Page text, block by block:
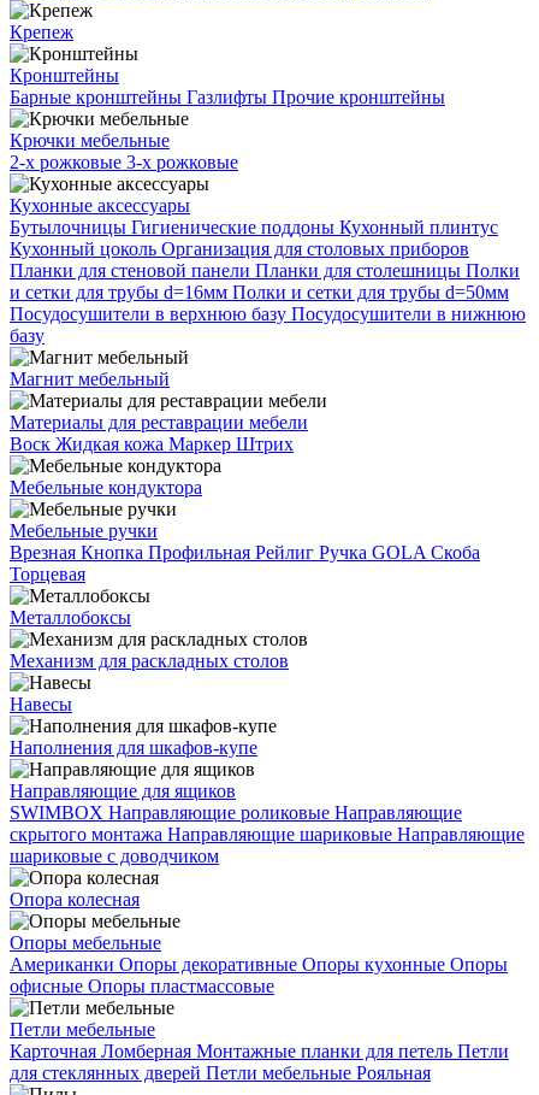
Крепеж
Кронштейны
Барные кронштейны Газлифты Прочие кронштейны
Крючки мебельные
2-х рожковые 3-х рожковые
Кухонные аксессуары
Бутылочницы Гигиенические поддоны Кухонный плинтус
Кухонный цоколь Организация для столовых приборов
Планки для стеновой панели Планки для столешницы Полки
и сетки для трубы d=16мм Полки и сетки для трубы d=50мм
Посудосушители в верхнюю базу Посудосушители в нижнюю
базу
Магнит мебельный
Материалы для реставрации мебели
Воск Жидкая кожа Маркер Штрих
Мебельные кондуктора
Мебельные ручки
Врезная Кнопка Профильная Рейлиг Ручка GOLA Скоба
Торцевая
Металлобоксы
Механизм для раскладных столов
Навесы
Наполнения для шкафов-купе
Направляющие для ящиков
SWIMBOX Направляющие роликовые Направляющие
скрытого монтажа Направляющие шариковые Направляющие
шариковые с доводчиком
Опора колесная
Опоры мебельные
Американки Опоры декоративные Опоры кухонные Опоры
офисные Опоры пластмассовые
Петли мебельные
Карточная Ломберная Монтажные планки для петель Петли
для стеклянных дверей Петли мебельные Рояльная